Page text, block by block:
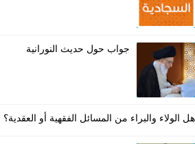
جواب حول حديث النورانية
هل الولاء والبراء من المسائل الفقهية أو العقدية؟